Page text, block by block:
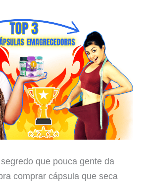
que pouca gente da
comprar cápsula que seca